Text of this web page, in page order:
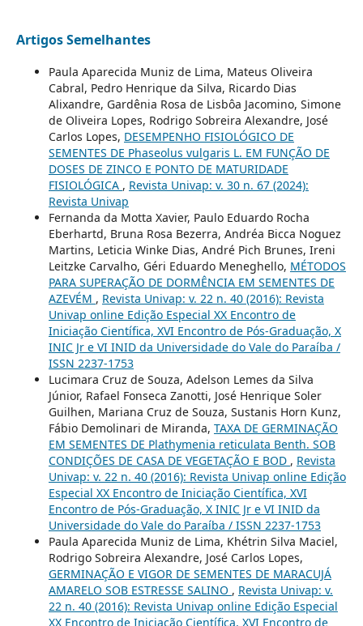
Artigos Semelhantes
Paula Aparecida Muniz de Lima, Mateus Oliveira
Cabral, Pedro Henrique da Silva, Ricardo Dias
Alixandre, Gardênia Rosa de Lisbôa Jacomino, Simone
de Oliveira Lopes, Rodrigo Sobreira Alexandre, José
Carlos Lopes, DESEMPENHO FISIOLÓGICO DE
SEMENTES DE Phaseolus vulgaris L. EM FUNÇÃO DE
DOSES DE ZINCO E PONTO DE MATURIDADE
FISIOLÓGICA , Revista Univap: v. 30 n. 67 (2024):
Revista Univap
Fernanda da Motta Xavier, Paulo Eduardo Rocha
Eberhartd, Bruna Rosa Bezerra, Andréa Bicca Noguez
Martins, Leticia Winke Dias, André Pich Brunes, Ireni
Leitzke Carvalho, Géri Eduardo Meneghello, MÉTODOS
PARA SUPERAÇÃO DE DORMÊNCIA EM SEMENTES DE
AZEVÉM , Revista Univap: v. 22 n. 40 (2016): Revista
Univap online Edição Especial XX Encontro de
Iniciação Científica, XVI Encontro de Pós-Graduação, X
INIC Jr e VI INID da Universidade do Vale do Paraíba /
ISSN 2237-1753
Lucimara Cruz de Souza, Adelson Lemes da Silva
Júnior, Rafael Fonseca Zanotti, José Henrique Soler
Guilhen, Mariana Cruz de Souza, Sustanis Horn Kunz,
Fábio Demolinari de Miranda, TAXA DE GERMINAÇÃO
EM SEMENTES DE Plathymenia reticulata Benth. SOB
CONDIÇÕES DE CASA DE VEGETAÇÃO E BOD , Revista
Univap: v. 22 n. 40 (2016): Revista Univap online Edição
Especial XX Encontro de Iniciação Científica, XVI
Encontro de Pós-Graduação, X INIC Jr e VI INID da
Universidade do Vale do Paraíba / ISSN 2237-1753
Paula Aparecida Muniz de Lima, Khétrin Silva Maciel,
Rodrigo Sobreira Alexandre, José Carlos Lopes,
GERMINAÇÃO E VIGOR DE SEMENTES DE MARACUJÁ
AMARELO SOB ESTRESSE SALINO , Revista Univap: v.
22 n. 40 (2016): Revista Univap online Edição Especial
XX Encontro de Iniciação Científica, XVI Encontro de